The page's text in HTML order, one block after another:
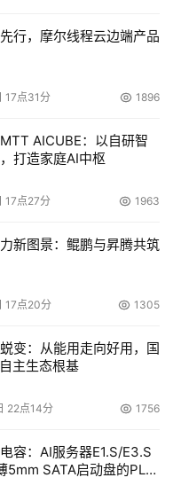
行，摩尔线程云边端产品
17点31分 1896
AICUBE：以自研智
打造家庭AI中枢
17点27分 1963
新图景：鲲鹏与昇腾共筑
17点20分 1305
变：从能用走向好用，国
主生态根基
22点14分 1756
容：AI服务器E1.S/E3.S
5mm SATA启动盘的PLP